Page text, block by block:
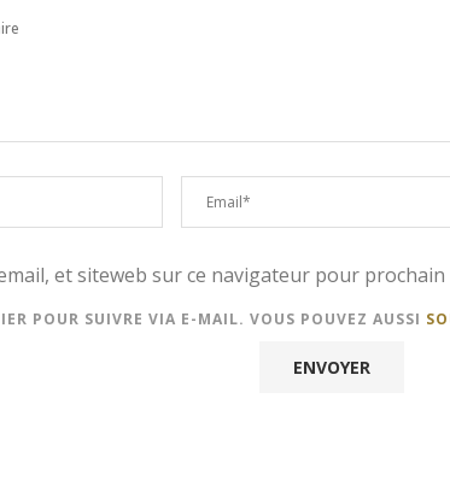
et siteweb sur ce navigateur pour prochain
POUR SUIVRE VIA E-MAIL. VOUS POUVEZ AUSSI